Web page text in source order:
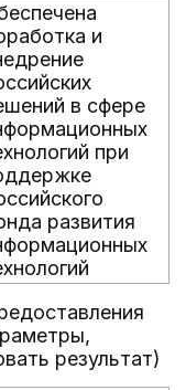
и
в сфере
при
развития
результат)